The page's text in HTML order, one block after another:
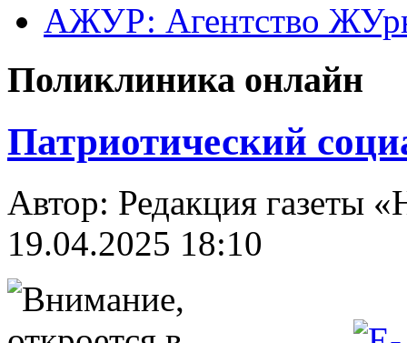
АЖУР: Агентство
Поликлиника онлайн
Патриотический
Автор: Редакция газеты
19.04.2025 18:10